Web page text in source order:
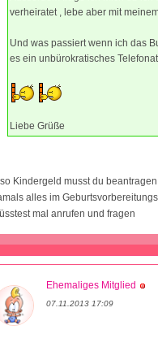
verheiratet , lebe aber mit
Und was passiert wenn ich das
es ein unbürokratisches
Liebe Grüße
Kindergeld musst du
alles im
mal anrufen und fragen
Ehemaliges Mitglied
07.11.2013 17:09